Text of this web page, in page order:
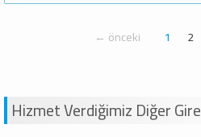
← önceki 1 2
Hizmet Verdiğimiz Diğer